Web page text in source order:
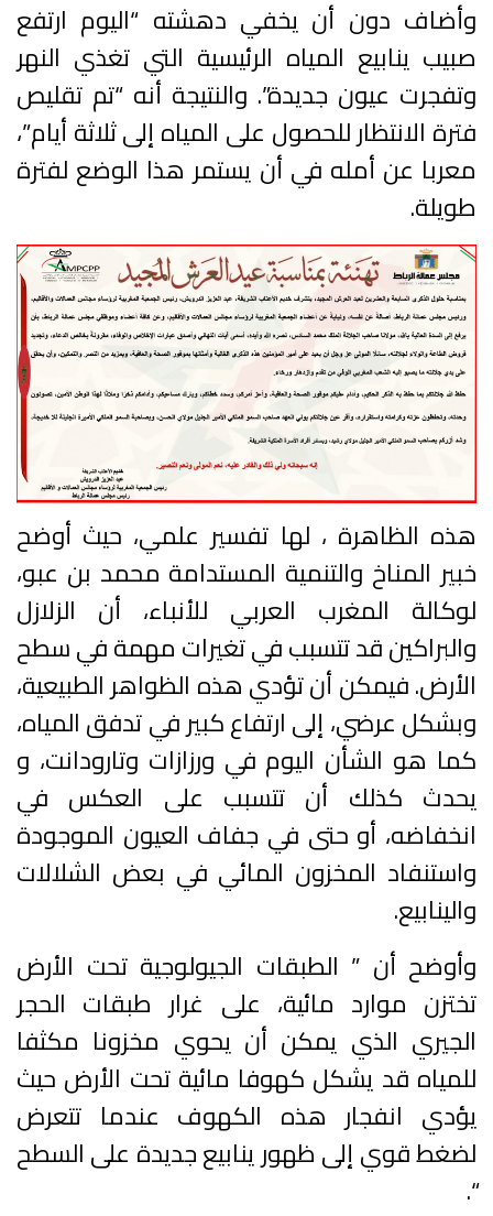
وأضاف دون أن يخفي دهشته “اليوم ارتفع
صبيب ينابيع المياه الرئيسية التي تغذي النهر
وتفجرت عيون جديدة”. والنتيجة أنه “تم تقليص
فترة الانتظار للحصول على المياه إلى ثلاثة أيام”،
معربا عن أمله في أن يستمر هذا الوضع لفترة
طويلة.
هذه الظاهرة ، لها تفسير علمي، حيث أوضح
خبير المناخ والتنمية المستدامة محمد بن عبو،
لوكالة المغرب العربي للأنباء، أن الزلازل
والبراكين قد تتسبب في تغيرات مهمة في سطح
الأرض. فيمكن أن تؤدي هذه الظواهر الطبيعية،
وبشكل عرضي، إلى ارتفاع كبير في تدفق المياه،
كما هو الشأن اليوم في ورزازات وتارودانت، و
يحدث كذلك أن تتسبب على العكس في
انخفاضه، أو حتى في جفاف العيون الموجودة
واستنفاد المخزون المائي في بعض الشلالات
والينابيع.
وأوضح أن ” الطبقات الجيولوجية تحت الأرض
تختزن موارد مائية، على غرار طبقات الحجر
الجيري الذي يمكن أن يحوي مخزونا مكثفا
للمياه قد يشكل كهوفا مائية تحت الأرض حيث
يؤدي انفجار هذه الكهوف عندما تتعرض
لضغط قوي إلى ظهور ينابيع جديدة على السطح
“.